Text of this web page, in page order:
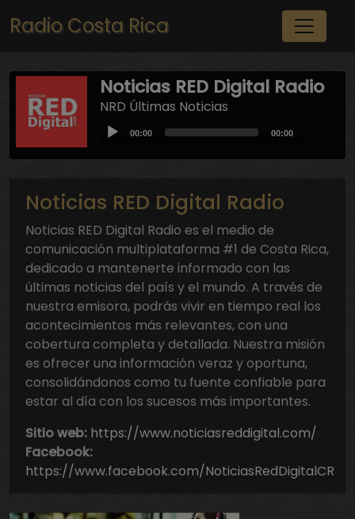
Pasar al contenido principal
Radio Costa Rica
Noticias RED Digital Radio
NRD Últimas Noticias
Audio
Player
Current
00:00
Total
00:00
Noticias RED Digital Radio
Noticias RED Digital Radio es el medio de
comunicación multiplataforma #1 de Costa Rica,
dedicado a mantenerte informado con las
últimas noticias del país y el mundo. A través de
nuestra emisora, podrás vivir en tiempo real los
acontecimientos más relevantes, con una
cobertura completa y detallada. Nuestra misión
es ofrecer una información veraz y oportuna,
consolidándonos como tu fuente confiable para
estar al día con los sucesos más importantes.
Sitio web: https://www.noticiasreddigital.com/
Facebook:
https://www.facebook.com/NoticiasRedDigitalCR